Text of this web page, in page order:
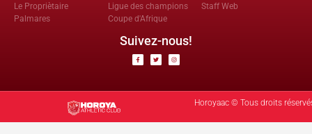
Le Propriètaire
Palmares
Ligue des champions
Coupe d'Afrique
Staff Web
Suivez-nous!
Horoyaac © Tous droits